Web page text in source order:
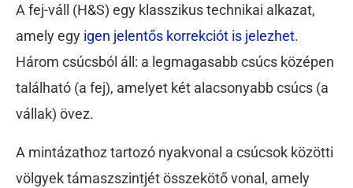
A fej-váll (H&S) egy klasszikus technikai alkazat,
amely egy igen jelentős korrekciót is jelezhet.
Három csúcsból áll: a legmagasabb csúcs középen
található (a fej), amelyet két alacsonyabb csúcs (a
vállak) övez.
A mintázathoz tartozó nyakvonal a csúcsok közötti
völgyek támaszszintjét összekötő vonal, amely